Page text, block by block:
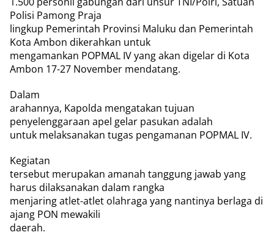
Polisi Pamong Praja
lingkup Pemerintah Provinsi Maluku dan Pemerintah
Kota Ambon dikerahkan untuk
mengamankan POPMAL IV yang akan digelar di Kota
Ambon 17-27 November mendatang.
Dalam
arahannya, Kapolda mengatakan tujuan
penyelenggaraan apel gelar pasukan adalah
untuk melaksanakan tugas pengamanan POPMAL IV.
Kegiatan
tersebut merupakan amanah tanggung jawab yang
harus dilaksanakan dalam rangka
menjaring atlet-atlet olahraga yang nantinya berlaga di
ajang PON mewakili
daerah.